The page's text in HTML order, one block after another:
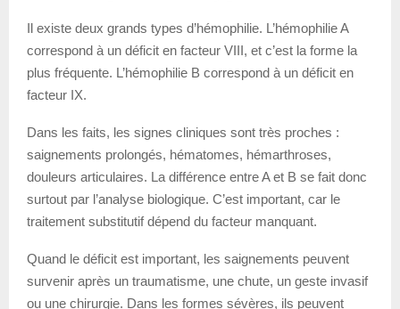
Il existe deux grands types d’hémophilie. L’hémophilie A
correspond à un déficit en facteur VIII, et c’est la forme la
plus fréquente. L’hémophilie B correspond à un déficit en
facteur IX.
Dans les faits, les signes cliniques sont très proches :
saignements prolongés, hématomes, hémarthroses,
douleurs articulaires. La différence entre A et B se fait donc
surtout par l’analyse biologique. C’est important, car le
traitement substitutif dépend du facteur manquant.
Quand le déficit est important, les saignements peuvent
survenir après un traumatisme, une chute, un geste invasif
ou une chirurgie. Dans les formes sévères, ils peuvent